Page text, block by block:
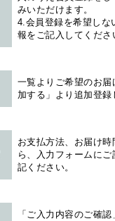
みいただけます。
4.会員登録を希望しな
報をご記入してくださ
一覧よりご希望のお
加する」より追加登
お支払方法、お届け
ら、入力フォームに
記ください。
「ご入力内容のご確